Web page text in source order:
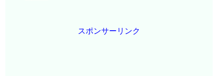
スポンサーリンク